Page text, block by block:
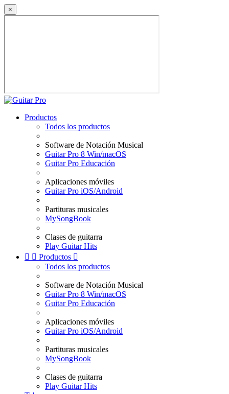
×
Productos
Todos los productos
Software de Notación Musical
Guitar Pro 8 Win/macOS
Guitar Pro Educación
Aplicaciones móviles
Guitar Pro iOS/Android
Partituras musicales
MySongBook
Clases de guitarra
Play Guitar Hits
  Productos 
Todos los productos
Software de Notación Musical
Guitar Pro 8 Win/macOS
Guitar Pro Educación
Aplicaciones móviles
Guitar Pro iOS/Android
Partituras musicales
MySongBook
Clases de guitarra
Play Guitar Hits